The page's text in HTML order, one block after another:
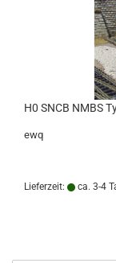
H0 SNCB NMBS
ewq
Lieferzeit: ca. 3-4